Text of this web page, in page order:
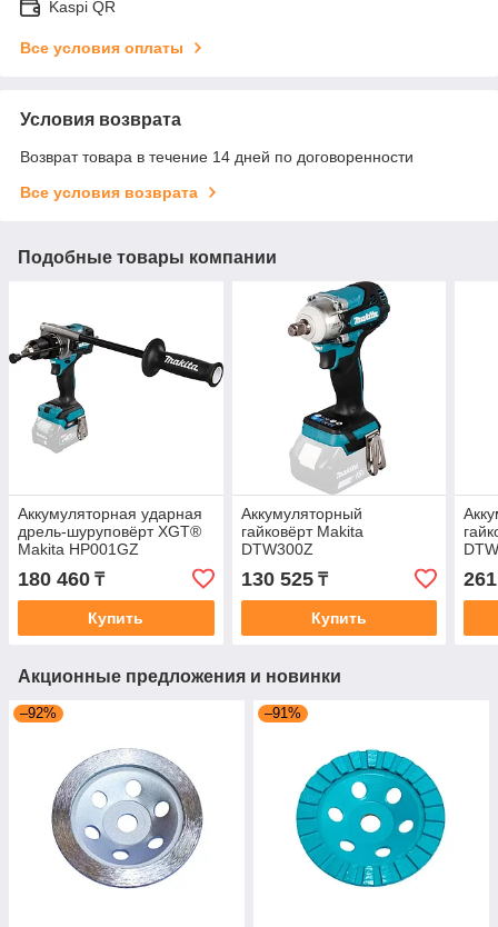
Kaspi QR
Все условия оплаты
Условия возврата
Возврат товара в течение 14 дней по договоренности
Все условия возврата
Подобные товары компании
Аккумуляторная ударная
дрель-шуруповёрт XGT®
Makita HP001GZ
180 460 ₸
Купить
Аккумуляторный
гайковёрт Makita
DTW300Z
130 525₸
Купить
Акционные предложения и новинки
–92% –91%